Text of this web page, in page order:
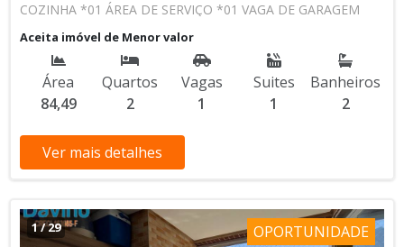
COZINHA *01 ÁREA DE SERVIÇO *01 VAGA DE GARAGEM
*SEMIMOBILIADO *ÁREA ÚTIL 84,49M² *300M DO MAR
PRÉDIO: *PISCINA *SALÃO DE JOGOS *SALÃO DE FESTAS
*ELEVADOR SOCIAL | SERVIÇO *MONITORAMENTO
INTERNO *E MUITO MAIS, LAZER COMPLETO!!!!!!
CONDIÇÕES DE PAGAMENTOS: *À VISTA *FINANCIAMENTO
DA AVIAÇÃO O BAIRRO DO ANTIGO CAMPO DA AVIAÇÃO É
HOJE UM DOS MAIS CRESCENTES DA CIDADE DE PRAIA
RENAULT, NISSAN JEEP, HONDA AUTOMÓVEIS, ANA COSTA
PRONTO SOCORRO, CAIXA ECONÔMICA FEDERAL,
Aceita imóvel de Menor valor
Área
84,49
Quartos
2
Vagas
1
Suites
1
Banheiros
2
Ver mais detalhes
1/29 OPORTUNIDADE